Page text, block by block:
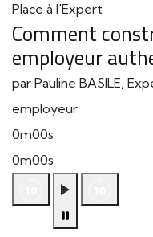
Place à l'Expert
Comment
employeur
par Pauline BASILE,
employeur
0m00s
0m00s